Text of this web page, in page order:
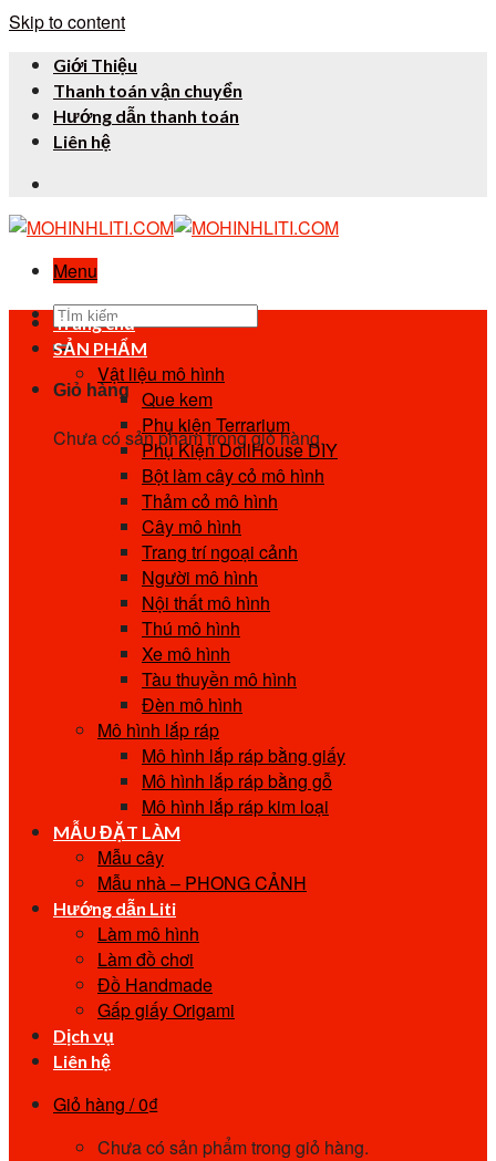
Skip to content
Giới Thiệu
Thanh toán vận chuyển
Hướng dẫn thanh toán
Liên hệ
Menu
Giỏ hàng
Chưa có sản phẩm trong giỏ hàng.
Trang chủ
SẢN PHẨM
Vật liệu mô hình
Que kem
Phụ kiện Terrarium
Phụ Kiện DollHouse DIY
Bột làm cây cỏ mô hình
Thảm cỏ mô hình
Cây mô hình
Trang trí ngoại cảnh
Người mô hình
Nội thất mô hình
Thú mô hình
Xe mô hình
Tàu thuyền mô hình
Đèn mô hình
Mô hình lắp ráp
Mô hình lắp ráp bằng giấy
Mô hình lắp ráp bằng gỗ
Mô hình lắp ráp kim loại
MẪU ĐẶT LÀM
Mẫu cây
Mẫu nhà – PHONG CẢNH
Hướng dẫn Liti
Làm mô hình
Làm đồ chơi
Đồ Handmade
Gấp giấy Origami
Dịch vụ
Liên hệ
Giỏ hàng /0₫
Chưa có sản phẩm trong giỏ hàng.